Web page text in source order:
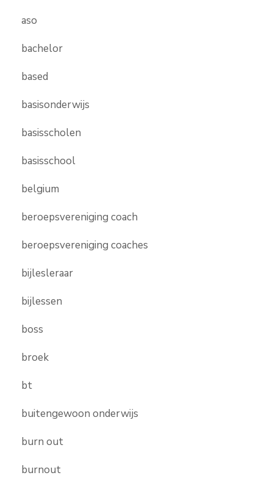
aso
bachelor
based
basisonderwijs
basisscholen
basisschool
belgium
beroepsvereniging coach
beroepsvereniging coaches
bijlesleraar
bijlessen
boss
broek
bt
buitengewoon onderwijs
burn out
burnout